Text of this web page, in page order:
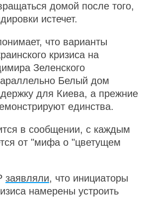
домой после того,
истечет.
что варианты
кризиса на
Зеленского
Белый дом
для Киева, а прежние
единства.
в сообщении, с каждым
от "мифа о "цветущем
заявляли, что инициаторы
намерены устроить